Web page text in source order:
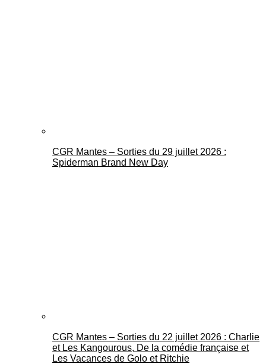
CGR Mantes – Sorties du 29 juillet 2026 :
Spiderman Brand New Day
CGR Mantes – Sorties du 22 juillet 2026 : Charlie
et Les Kangourous, De la comédie française et
Les Vacances de Golo et Ritchie